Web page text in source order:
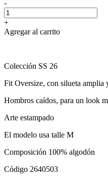
-
+
Agregar al carrito
Colección SS 26
Fit Oversize, con silueta amplia
Hombros caídos, para un look
Arte estampado
El modelo usa talle M
Composición 100% algodón
Código 2640503